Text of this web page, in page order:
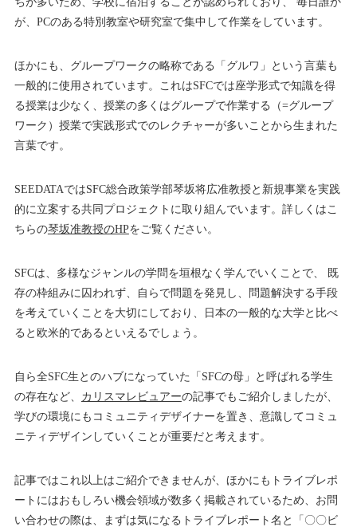
が、PCのある特別教室や研究室で集中して作業をしています。
ほかにも、グループワークの略称である「グルワ」という言葉も
一般的に使用されています。これはSFCでは座学形式で知識を得
る授業は少なく、授業の多くはグループで作業する（=グループ
ワーク）授業で実践形式でのレクチャーが多いことから生まれた
言葉です。
SEEDATAではSFC総合政策学部琴坂将広准教授と新規事業を実践
的に立案する共同プロジェクトに取り組んでいます。詳しくはこ
ちらの琴坂准教授のHPをご覧ください。
SFCは、多様なジャンルの学問を垣根なく学んでいくことで、 既
存の枠組みに囚われず、自らで問題を発見し、問題解決する手段
を考えていくことを大切にしており、日本の一般的な大学と比べ
ると欧米的であるといえるでしょう。
自ら全SFC生とのハブになっていた「SFCの母」と呼ばれる学生
の存在など、 カリスマレビュアーの記事でもご紹介しましたが、
学びの環境にもコミュニティデザイナーを置き、意識してコミュ
ニティデザインしていくことが重要だと考えます。
記事ではこれ以上はご紹介できませんが、ほかにもトライブレポ
ートにはおもしろい機会領域が数多く掲載されているため、お問
い合わせの際は、まずは気になるトライブレポート名と「〇〇ビ